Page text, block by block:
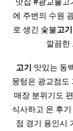
에 주변의 수원
로 생긴 숯불고기
깔끔한
고기 맛있는 동
뭉텅은 광교점도
매장 분위기도
식사하고 온 후
점 경기 용인시